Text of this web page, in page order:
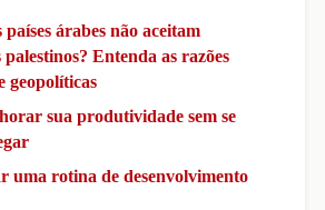
países árabes não aceitam
Entenda as razões
geopolíticas
sua produtividade sem se
uma rotina de desenvolvimento